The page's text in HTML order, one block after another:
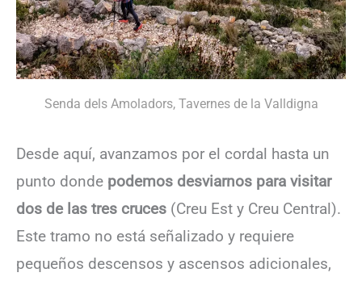
Senda dels Amoladors, Tavernes de la Valldigna
Desde aquí, avanzamos por el cordal hasta un
punto donde podemos desviarnos para visitar
dos de las tres cruces (Creu Est y Creu Central).
Este tramo no está señalizado y requiere
pequeños descensos y ascensos adicionales,